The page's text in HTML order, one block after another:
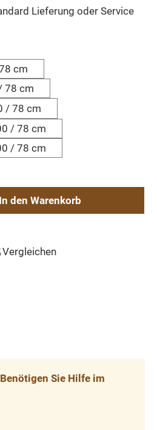
Lieferung oder Service
cm
78 cm
/ 78 cm
/ 78 cm
/ 78 cm
die Schaltflächen um die Anzahl zu
In den Warenkorb
Vergleichen
Sie Hilfe im